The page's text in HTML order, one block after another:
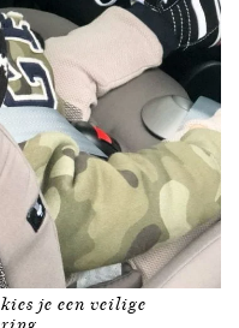
je een veilige